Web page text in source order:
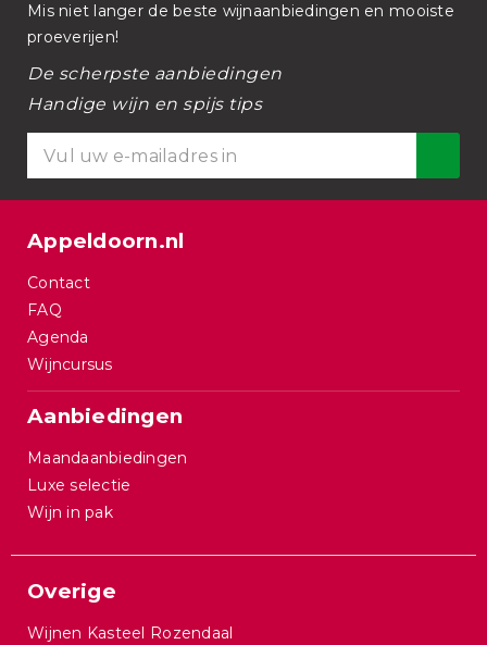
Mis niet langer de beste wijnaanbiedingen en mooiste
proeverijen!
De scherpste aanbiedingen
Handige wijn en spijs tips
Appeldoorn.nl
Contact
FAQ
Agenda
Wijncursus
Aanbiedingen
Maandaanbiedingen
Luxe selectie
Wijn in pak
Overige
Wijnen Kasteel Rozendaal